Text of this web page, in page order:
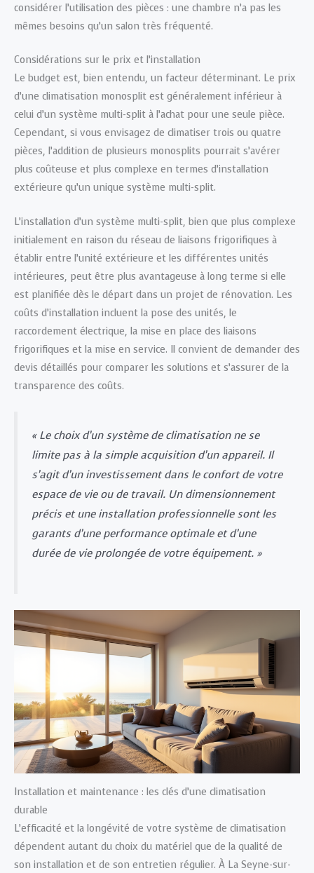
considérer l’utilisation des pièces : une chambre n’a pas les
mêmes besoins qu’un salon très fréquenté.
Considérations sur le prix et l’installation
Le budget est, bien entendu, un facteur déterminant. Le prix
d’une climatisation monosplit est généralement inférieur à
celui d’un système multi-split à l’achat pour une seule pièce.
Cependant, si vous envisagez de climatiser trois ou quatre
pièces, l’addition de plusieurs monosplits pourrait s’avérer
plus coûteuse et plus complexe en termes d’installation
extérieure qu’un unique système multi-split.
L’installation d’un système multi-split, bien que plus complexe
initialement en raison du réseau de liaisons frigorifiques à
établir entre l’unité extérieure et les différentes unités
intérieures, peut être plus avantageuse à long terme si elle
est planifiée dès le départ dans un projet de rénovation. Les
coûts d’installation incluent la pose des unités, le
raccordement électrique, la mise en place des liaisons
frigorifiques et la mise en service. Il convient de demander des
devis détaillés pour comparer les solutions et s’assurer de la
transparence des coûts.
« Le choix d’un système de climatisation ne se
limite pas à la simple acquisition d’un appareil. Il
s’agit d’un investissement dans le confort de votre
espace de vie ou de travail. Un dimensionnement
précis et une installation professionnelle sont les
garants d’une performance optimale et d’une
durée de vie prolongée de votre équipement. »
Installation et maintenance : les clés d’une climatisation
durable
L’efficacité et la longévité de votre système de climatisation
dépendent autant du choix du matériel que de la qualité de
son installation et de son entretien régulier. À La Seyne-sur-